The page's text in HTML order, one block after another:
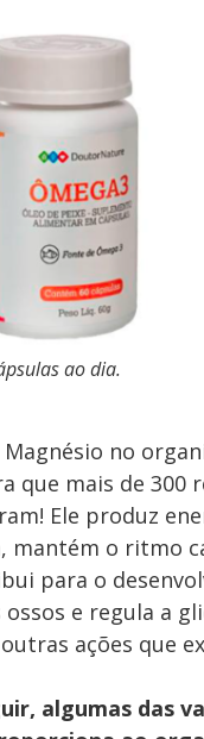
ao dia.
no
que mais de 300
Ele produz
mantém o ritmo
para o
e regula a
ações que
algumas das